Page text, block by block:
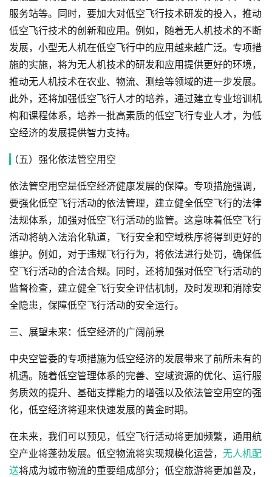
服务站等。同时，要加大对低空飞行技术研发的投入，推动
低空飞行技术的创新和应用。例如，随着无人机技术的不断
发展，小型无人机在低空飞行中的应用越来越广泛。专项措
施的实施，将为无人机技术的研发和应用提供更好的环境，
推动无人机技术在农业、物流、测绘等领域的进一步发展。
此外，还将加强低空飞行人才的培养，通过建立专业培训机
构和课程体系，培养一批高素质的低空飞行专业人才，为低
空经济的发展提供智力支持。
（五）强化依法管空用空
依法管空用空是低空经济健康发展的保障。专项措施强调，
要强化低空飞行活动的依法管理，建立健全低空飞行的法律
法规体系，加强对低空飞行活动的监管。这意味着低空飞行
活动将纳入法治化轨道，飞行安全和空域秩序将得到更好的
维护。例如，对于违规飞行行为，将依法进行处罚，确保低
空飞行活动的合法合规。同时，还将加强对低空飞行活动的
监督检查，建立健全飞行安全评估机制，及时发现和消除安
全隐患，保障低空飞行活动的安全运行。
三、展望未来：低空经济的广阔前景
中央空管委的专项措施为低空经济的发展带来了前所未有的
机遇。随着低空管理体系的完善、空域资源的优化、运行服
务质效的提升、基础支撑能力的增强以及依法管空用空的强
化，低空经济将迎来快速发展的黄金时期。
在未来，我们可以预见，低空飞行活动将更加频繁，通用航
空产业将蓬勃发展。低空物流将实现规模化运营， 无人机配
送将成为城市物流的重要组成部分；低空旅游将更加普及，